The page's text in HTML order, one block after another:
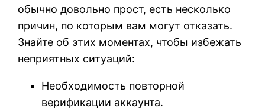
обычно довольно прост, есть несколько
причин, по которым вам могут отказать.
Знайте об этих моментах, чтобы избежать
неприятных ситуаций:
Необходимость повторной
верификации аккаунта.